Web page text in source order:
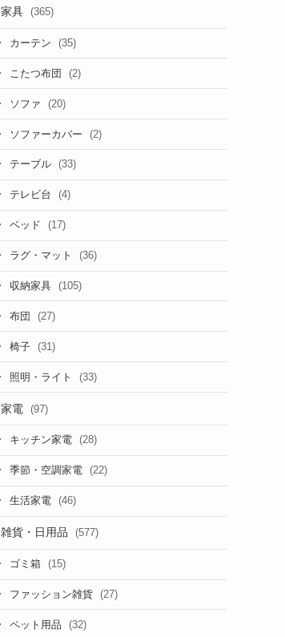
家具 (365)
カーテン (35)
こたつ布団 (2)
ソファ (20)
ソファーカバー (2)
テーブル (33)
テレビ台 (4)
ベッド (17)
ラグ・マット (36)
収納家具 (105)
布団 (27)
椅子 (31)
照明・ライト (33)
家電 (97)
キッチン家電 (28)
季節・空調家電 (22)
生活家電 (46)
雑貨・日用品 (577)
ゴミ箱 (15)
ファッション雑貨 (27)
ペット用品 (32)